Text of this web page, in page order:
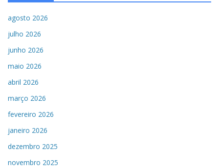
agosto 2026
julho 2026
junho 2026
maio 2026
abril 2026
março 2026
fevereiro 2026
janeiro 2026
dezembro 2025
novembro 2025